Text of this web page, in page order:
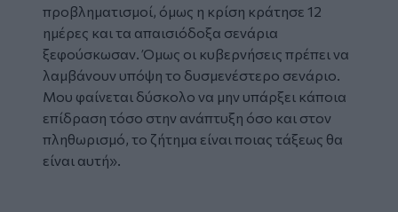
προβληματισμοί, όμως η κρίση κράτησε 12
ημέρες και τα απαισιόδοξα σενάρια
ξεφούσκωσαν. Όμως οι κυβερνήσεις πρέπει να
λαμβάνουν υπόψη το δυσμενέστερο σενάριο.
Μου φαίνεται δύσκολο να μην υπάρξει κάποια
επίδραση τόσο στην ανάπτυξη όσο και στον
πληθωρισμό, το ζήτημα είναι ποιας τάξεως θα
είναι αυτή».